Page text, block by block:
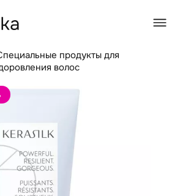
продукты для
волос